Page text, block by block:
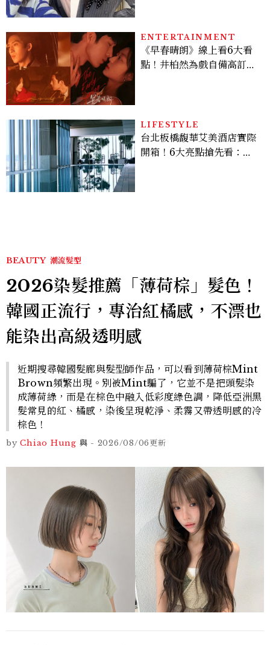
ENTERTAINMENT
《早春晴朗》線上看6大看
點！井柏然為戲自備高訂，
LIFESTYLE
台北板橋馥華艾美酒店實際
開箱！6大亮點搶先看：新
BEAUTY 潮流髮型
2026染髮推薦「薄荷棕」髮色！
韓國正流行，專治紅橘感，不漂也
能染出高級透明感
近期搜尋韓國髮廊與髮型師作品，可以看到薄荷棕Mint
Brown頻繁出現。別被Mint騙了，它並不是把頭髮染
成薄荷綠，而是在棕色中融入低彩度綠色調，降低亞洲黑
髮常見的紅、橘感，染後呈現乾淨、柔霧又帶透明感的冷
棕色！
by Chiao Hung 與 - 2026/08/06更新